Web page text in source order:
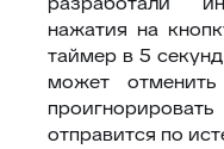
нажатия на
таймер в 5
может
отправится по